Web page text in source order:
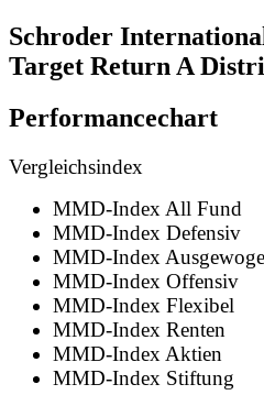
Schroder
Target Return A
Performancechart
Vergleichsindex
MMD-Index All Fund
MMD-Index Defensiv
MMD-Index
MMD-Index Offensiv
MMD-Index Flexibel
MMD-Index Renten
MMD-Index Aktien
MMD-Index Stiftung